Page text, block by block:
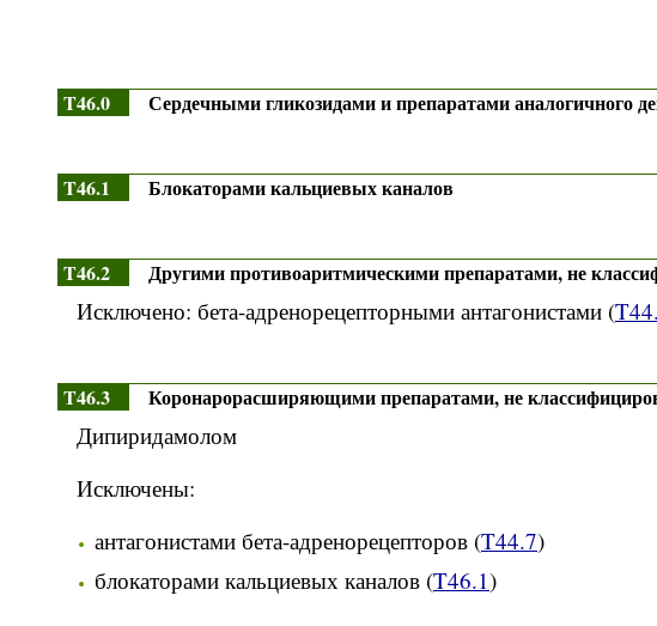
T46.0 Сердечными гликозидами и препаратами аналогичного
T46.1 Блокаторами кальциевых каналов
T46.2 Другими противоаритмическими препаратами, не
Исключено: бета-адренорецепторными антагонистами (
T46.3 Коронарорасширяющими препаратами, не
Дипиридамолом
Исключены:
антагонистами бета-адренорецепторов (T44.7)
блокаторами кальциевых каналов (T46.1)